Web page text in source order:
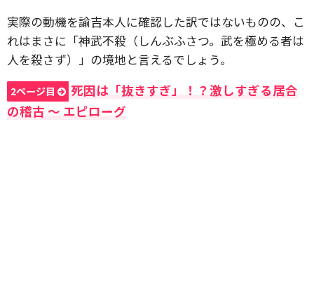
実際の動機を諭吉本人に確認した訳ではないものの、こ
れはまさに「神武不殺（しんぶふさつ。武を極める者は
人を殺さず）」の境地と言えるでしょう。
2ページ目
死因は「抜きすぎ」！？激しすぎる居合
の稽古 〜 エピローグ